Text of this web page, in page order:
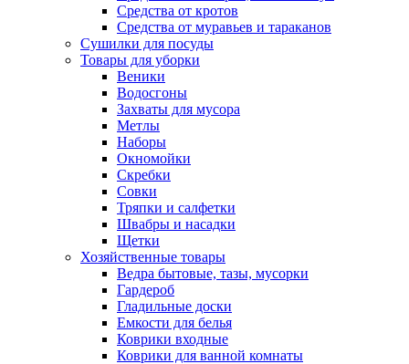
Средства от кротов
Средства от муравьев и тараканов
Сушилки для посуды
Товары для уборки
Веники
Водосгоны
Захваты для мусора
Метлы
Наборы
Окномойки
Скребки
Совки
Тряпки и салфетки
Швабры и насадки
Щетки
Хозяйственные товары
Ведра бытовые, тазы, мусорки
Гардероб
Гладильные доски
Емкости для белья
Коврики входные
Коврики для ванной комнаты